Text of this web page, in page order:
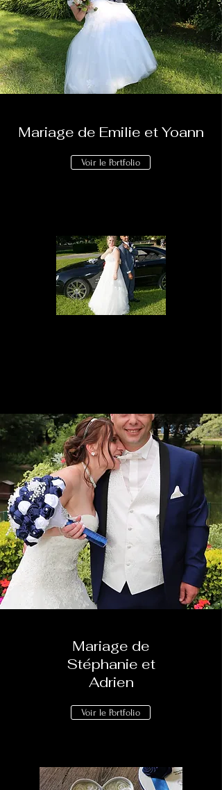
Mariage de Emilie et Yoann
Voir le Portfolio
Mariage de
Stéphanie et
Adrien
Voir le Portfolio